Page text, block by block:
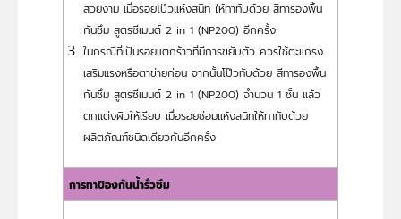
สวยงาม เมื่อรอยโป๊วแห้งสนิท ให้ทาทับด้วย สีทารองพื้น
กันซึม สูตรซีเมนต์ 2 in 1 (NP200) อีกครั้ง
ในกรณีที่เป็นรอยแตกร้าวที่มีการขยับตัว ควรใช้ตะแกรง
เสริมแรงหรือตาข่ายก่อน จากนั้นโป๊วทับด้วย สีทารองพื้น
กันซึม สูตรซีเมนต์ 2 in 1 (NP200) จำนวน 1 ชั้น แล้ว
ตกแต่งผิวให้เรียบ เมื่อรอยซ่อมแห้งสนิทให้ทาทับด้วย
ผลิตภัณฑ์ชนิดเดียวกันอีกครั้ง
การทาป้องกันน้ำรั่วซึม